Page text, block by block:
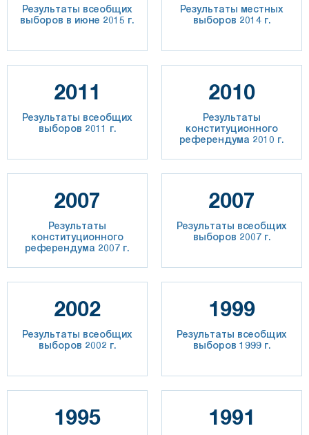
Результаты всеобщих
выборов в июне 2015 г.
Результаты местных
выборов 2014 г.
2011
Результаты всеобщих
выборов 2011 г.
2010
Результаты
конституционного
референдума 2010 г.
2007
Результаты
конституционного
референдума 2007 г.
2007
Результаты всеобщих
выборов 2007 г.
2002
Результаты всеобщих
выборов 2002 г.
1999
Результаты всеобщих
выборов 1999 г.
1995 1991